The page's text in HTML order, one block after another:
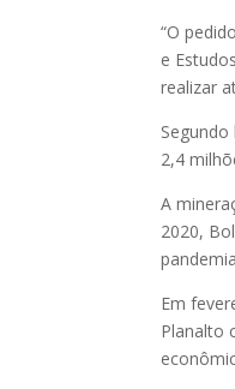
“O
e
realizar
2,4
A
2020,
Em
Planalto